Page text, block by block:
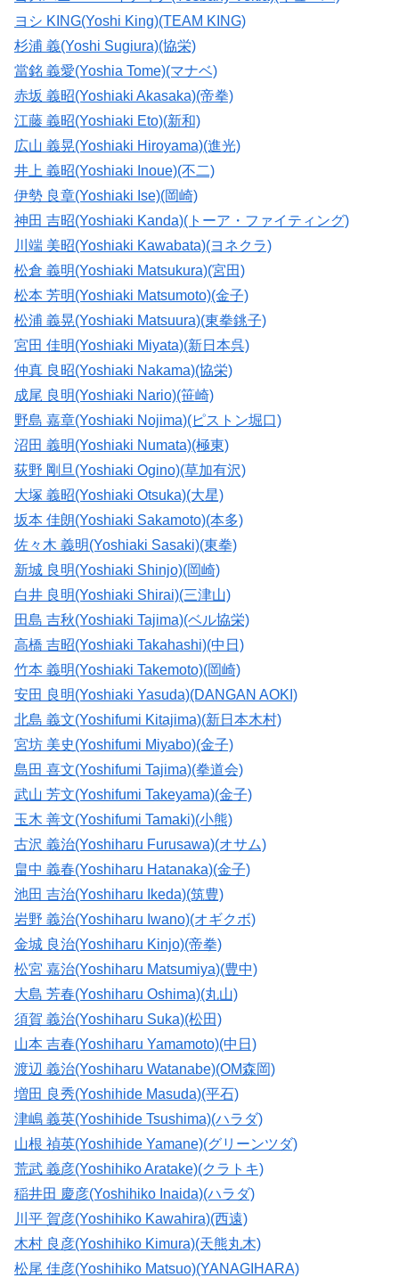
ヨシ KING(Yoshi King)(TEAM KING)
杉浦 義(Yoshi Sugiura)(協栄)
當銘 義愛(Yoshia Tome)(マナベ)
赤坂 義昭(Yoshiaki Akasaka)(帝拳)
江藤 義昭(Yoshiaki Eto)(新和)
広山 義晃(Yoshiaki Hiroyama)(進光)
井上 義昭(Yoshiaki Inoue)(不二)
伊勢 良章(Yoshiaki Ise)(岡崎)
神田 吉昭(Yoshiaki Kanda)(トーア・ファイティング)
川端 美昭(Yoshiaki Kawabata)(ヨネクラ)
松倉 義明(Yoshiaki Matsukura)(宮田)
松本 芳明(Yoshiaki Matsumoto)(金子)
松浦 義晃(Yoshiaki Matsuura)(東拳銚子)
宮田 佳明(Yoshiaki Miyata)(新日本呉)
仲真 良昭(Yoshiaki Nakama)(協栄)
成尾 良明(Yoshiaki Nario)(笹崎)
野島 嘉章(Yoshiaki Nojima)(ピストン堀口)
沼田 義明(Yoshiaki Numata)(極東)
荻野 剛旦(Yoshiaki Ogino)(草加有沢)
大塚 義昭(Yoshiaki Otsuka)(大星)
坂本 佳朗(Yoshiaki Sakamoto)(本多)
佐々木 義明(Yoshiaki Sasaki)(東拳)
新城 良明(Yoshiaki Shinjo)(岡崎)
白井 良明(Yoshiaki Shirai)(三津山)
田島 吉秋(Yoshiaki Tajima)(ベル協栄)
高橋 吉昭(Yoshiaki Takahashi)(中日)
竹本 義明(Yoshiaki Takemoto)(岡崎)
安田 良明(Yoshiaki Yasuda)(DANGAN AOKI)
北島 義文(Yoshifumi Kitajima)(新日本木村)
宮坊 美史(Yoshifumi Miyabo)(金子)
島田 喜文(Yoshifumi Tajima)(拳道会)
武山 芳文(Yoshifumi Takeyama)(金子)
玉木 善文(Yoshifumi Tamaki)(小熊)
古沢 義治(Yoshiharu Furusawa)(オサム)
畠中 義春(Yoshiharu Hatanaka)(金子)
池田 吉治(Yoshiharu Ikeda)(筑豊)
岩野 義治(Yoshiharu Iwano)(オギクボ)
金城 良治(Yoshiharu Kinjo)(帝拳)
松宮 嘉治(Yoshiharu Matsumiya)(豊中)
大島 芳春(Yoshiharu Oshima)(丸山)
須賀 義治(Yoshiharu Suka)(松田)
山本 吉春(Yoshiharu Yamamoto)(中日)
渡辺 義治(Yoshiharu Watanabe)(OM森岡)
増田 良秀(Yoshihide Masuda)(平石)
津嶋 義英(Yoshihide Tsushima)(ハラダ)
山根 禎英(Yoshihide Yamane)(グリーンツダ)
荒武 義彦(Yoshihiko Aratake)(クラトキ)
稲井田 慶彦(Yoshihiko Inaida)(ハラダ)
川平 賀彦(Yoshihiko Kawahira)(西遠)
木村 良彦(Yoshihiko Kimura)(天熊丸木)
松尾 佳彦(Yoshihiko Matsuo)(YANAGIHARA)